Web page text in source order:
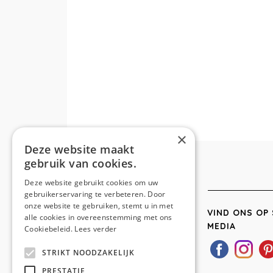
VIND ONS OP
MEDIA
×
Deze website maakt
gebruik van cookies.
Deze website gebruikt cookies om uw
gebruikerservaring te verbeteren. Door
onze website te gebruiken, stemt u in met
alle cookies in overeenstemming met ons
Cookiebeleid. Lees verder
STRIKT NOODZAKELIJK
PRESTATIE